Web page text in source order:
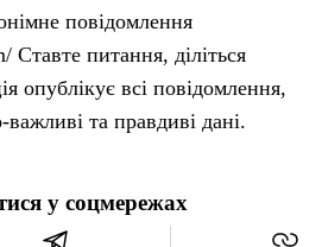
повідомлення
Ставте питання, діліться
опублікує всі повідомлення,
важливі та правдиві дані.
у соцмережах